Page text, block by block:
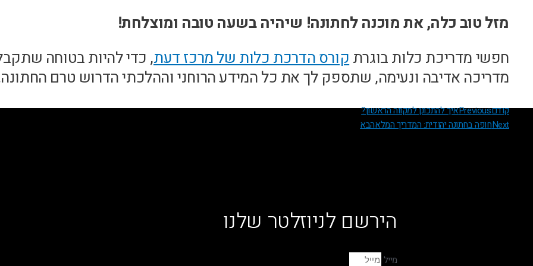
מזל טוב כלה, את מוכנה לחתונה! שיהיה בשעה טובה ומוצלחת!
חפשי מדריכת כלות בוגרתקורס הדרכת כלות של מרכז דעת, כדי להיות בטוחה
מדריכה אדיבה ונעימה, שתספק לך את כל המידע הרוחני וההלכתי הדרוש טרם
קודםPreviousאיך להתכונן למקווה הראשון?
Nextחופה בחתונה יהודית: המדריך המלאהבא
הירשם לניוזלטר שלנו
מייל